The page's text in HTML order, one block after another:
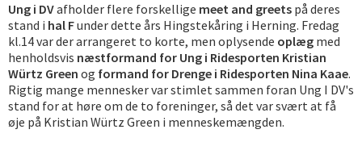
Ung i DVafholder flere forskellige meet and greets på deres
stand i hal Funder dette års Hingstekåring i Herning. Fredag
kl.14 var der arrangeret to korte, men oplysende oplæg med
henholdsvis næstformand for Ung i Ridesporten Kristian
Würtz Green og formand for Drenge i Ridesporten Nina Kaae.
Rigtig mange mennesker var stimlet sammen foran Ung I DV's
stand for at høre om de to foreninger, så det var svært at få
øje på Kristian Würtz Green i menneskemængden.